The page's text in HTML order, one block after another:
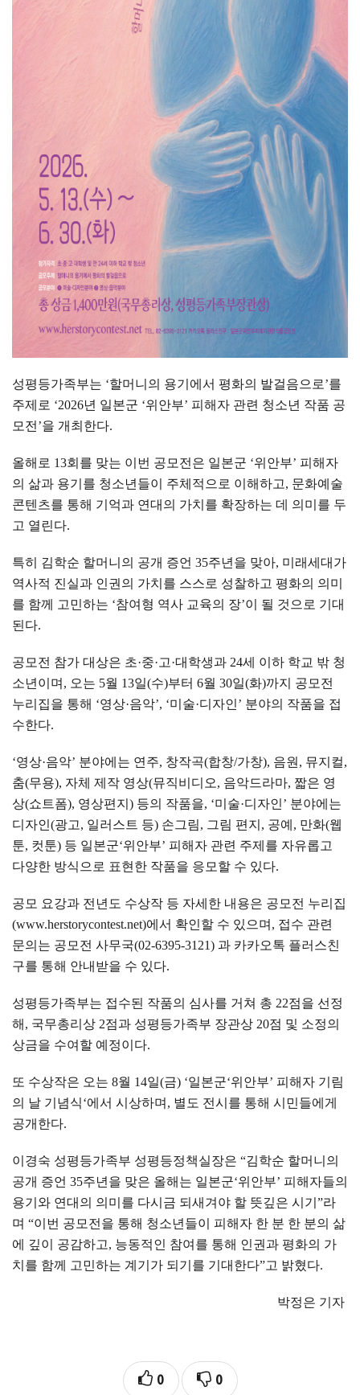
성평등가족부는 ‘할머니의 용기에서 평화의 발걸음으로’를
주제로 ‘2026년 일본군 ‘위안부’ 피해자 관련 청소년 작품 공
모전 ’을 개최한다.
올해로 13회를 맞는 이번 공모전은 일본군 ‘위안부’ 피해자
의 삶과 용기를 청소년들이 주체적으로 이해하고, 문화예술
콘텐츠를 통해 기억과 연대의 가치를 확장하는 데 의미를 두
고 열린다.
특히 김학순 할머니의 공개 증언 35주년을 맞아, 미래세대가
역사적 진실과 인권의 가치를 스스로 성찰하고 평화의 의미
를 함께 고민하는 ‘참여형 역사 교육의 장’이 될 것으로 기대
된다.
공모전 참가 대상은 초·중·고·대학생과 24세 이하 학교 밖 청
소년이며 , 오는 5월 13일(수)부터 6월 30일(화)까지 공모전
누리집을 통해 ‘영상·음악’, ‘미술·디자인’ 분야의 작품을 접
수한다.
‘영상·음악’ 분야에는 연주, 창작곡(합창/가창), 음원 , 뮤지컬,
춤(무용), 자체 제작 영상(뮤직비디오, 음악드라마, 짧은 영
상(쇼트폼), 영상편지 ) 등의 작품을, ‘미술·디자인’ 분야에는
디자인(광고, 일러스트 등) 손그림, 그림 편지 , 공예 , 만화(웹
툰, 컷툰) 등 일본군‘위안부’ 피해자 관련 주제를 자유롭고
다양한 방식으로 표현한 작품을 응모할 수 있다.
공모 요강과 전년도 수상작 등 자세한 내용은 공모전 누리집
(www.herstorycontest.net)에서 확인할 수 있으며 , 접수 관련
문의는 공모전 사무국(02-6395-3121) 과 카카오톡 플러스친
구를 통해 안내받을 수 있다.
성평등가족부는 접수된 작품의 심사를 거쳐 총 22점을 선정
해 , 국무총리상 2점과 성평등가족부 장관상 20점 및 소정의
상금을 수여할 예정이다.
또 수상작은 오는 8월 14일(금) ‘일본군‘위안부’ 피해자 기림
의 날 기념식‘에서 시상하며 , 별도 전시를 통해 시민들에게
공개한다.
이경숙 성평등가족부 성평등정책실장은 “김학순 할머니의
공개 증언 35주년을 맞은 올해는 일본군‘위안부’ 피해자들의
용기와 연대의 의미를 다시금 되새겨야 할 뜻깊은 시기 ”라
며 “이번 공모전을 통해 청소년들이 피해자 한 분 한 분의 삶
에 깊이 공감하고, 능동적인 참여를 통해 인권과 평화의 가
치를 함께 고민하는 계기가 되기를 기대한다”고 밝혔다.
박정은 기자
0 0